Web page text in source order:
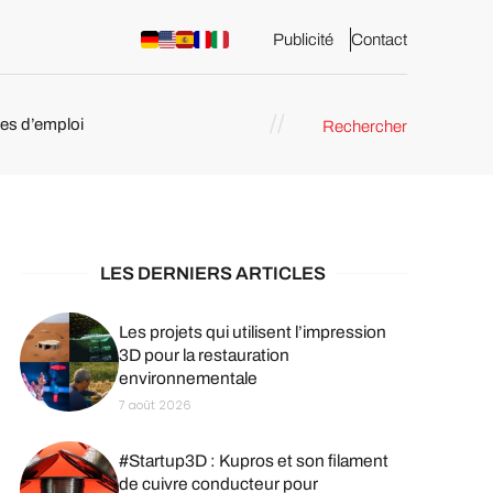
Publicité Contact
d’emploi Rechercher
LES DERNIERS ARTICLES
Les projets qui utilisent l’impression
3D pour la restauration
environnementale
7 août 2026
#Startup3D : Kupros et son filament
de cuivre conducteur pour